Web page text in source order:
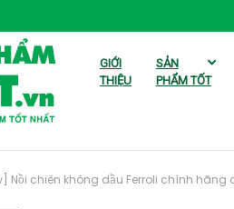
GIỚI
THIỆU
SẢN
PHẨM TỐT
Nồi chiên không dầu Ferroli chính